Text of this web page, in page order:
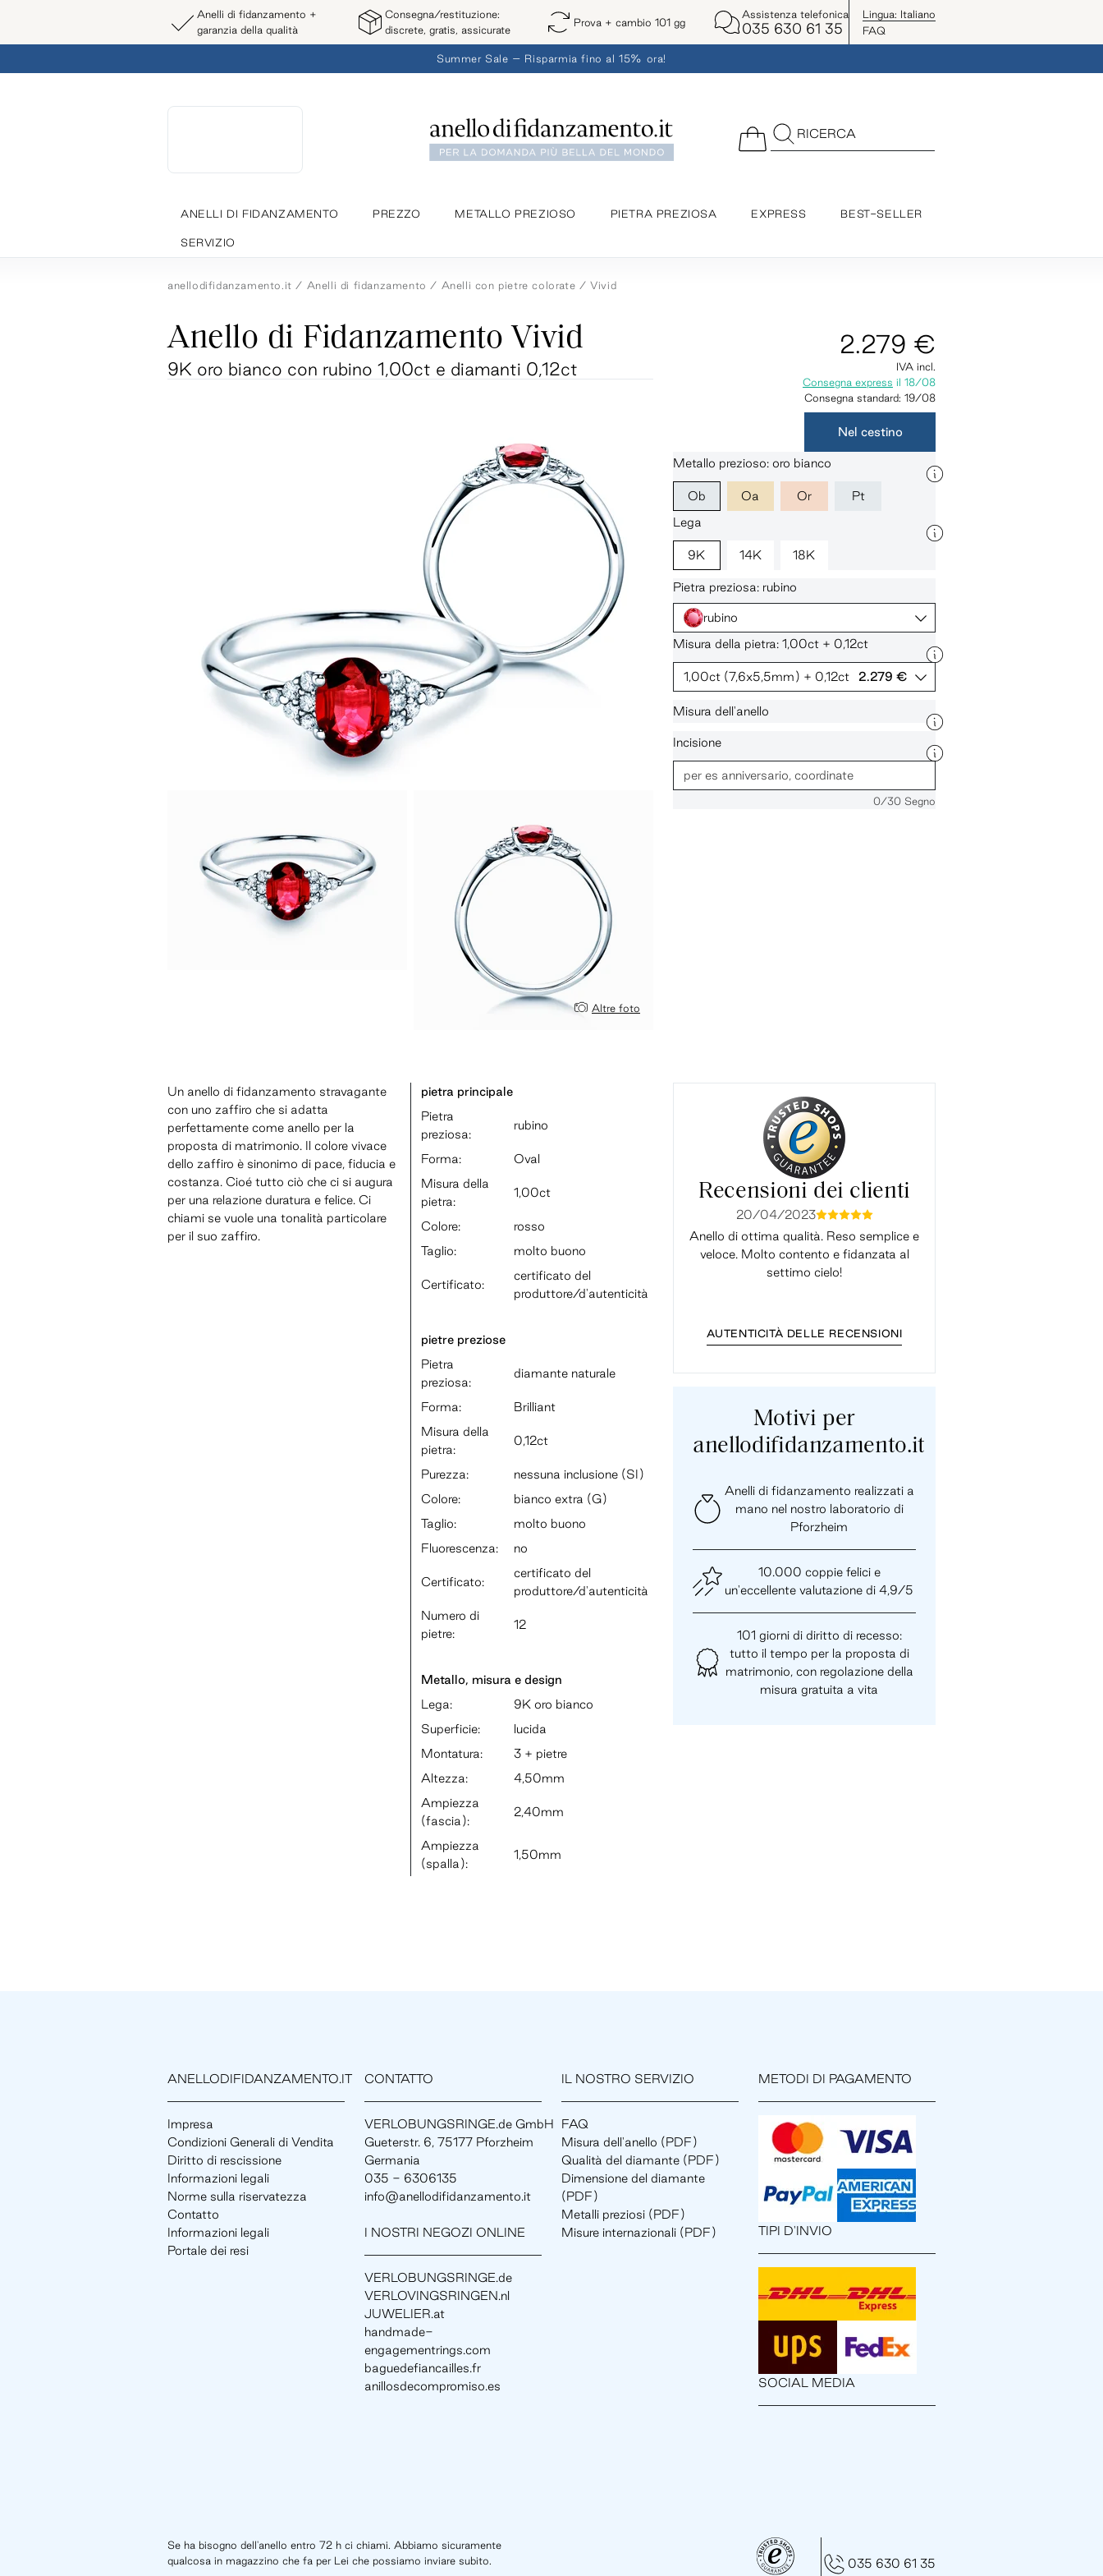
Anelli di fidanzamento +
garanzia della qualità
Consegna/restituzione:
discrete, gratis, assicurate
Prova + cambio 101 gg
Assistenza telefonica
035 630 61 35
Lingua: Italiano
FAQ
Summer Sale – Risparmia fino al 15% ora!
RICERCA
ANELLI DI FIDANZAMENTO PREZZO METALLO PREZIOSO PIETRA PREZIOSA EXPRESS BEST-SELLER
SERVIZIO
anellodifidanzamento.it Anelli di fidanzamento Anelli con pietre colorate Vivid
Anello di Fidanzamento Vivid
9K oro bianco con rubino 1,00ct e diamanti 0,12ct
Altre foto
2.279 €
IVA incl.
Consegna express il 18/08
Consegna standard: 19/08
Nel cestino
Metallo prezioso: oro bianco
Ob Oa Or
Pt
Lega
9K 14K 18K
Pietra preziosa: rubino
rubino
Misura della pietra: 1,00ct + 0,12ct
1,00ct (7,6x5,5mm) + 0,12ct 2.279 €
Misura dell'anello
Incisione
0/30 Segno
Un anello di fidanzamento stravagante
con uno zaffiro che si adatta
perfettamente come anello per la
proposta di matrimonio. Il colore vivace
dello zaffiro è sinonimo di pace, fiducia e
costanza. Cioé tutto ciò che ci si augura
per una relazione duratura e felice. Ci
chiami se vuole una tonalità particolare
per il suo zaffiro.
pietra principale
Pietra
preziosa:
rubino
Forma:
Oval
Misura della
pietra:
1,00ct
Colore:
rosso
Taglio:
molto buono
Certificato:
certificato del
produttore/d'autenticità
pietre preziose
Pietra
preziosa:
diamante naturale
Forma:
Brilliant
Misura della
pietra:
0,12ct
Purezza:
nessuna inclusione (SI)
Colore:
bianco extra (G)
Taglio:
molto buono
Fluorescenza:
no
Certificato:
certificato del
produttore/d'autenticità
Numero di
pietre:
12
Metallo, misura e design
Lega:
9K oro bianco
Superficie:
lucida
Montatura:
3 + pietre
Altezza:
4,50mm
Ampiezza
(fascia):
2,40mm
Ampiezza
(spalla):
1,50mm
Recensioni dei clienti
20/04/2023mmmmm
Anello di ottima qualità. Reso semplice e
veloce. Molto contento e fidanzata al
settimo cielo!
AUTENTICITÀ DELLE RECENSIONI
Motivi per
anellodifidanzamento.it
Anelli di fidanzamento realizzati a
mano nel nostro laboratorio di
Pforzheim
10.000 coppie felici e
un'eccellente valutazione di 4,9/5
101 giorni di diritto di recesso:
tutto il tempo per la proposta di
matrimonio, con regolazione della
misura gratuita a vita
ANELLODIFIDANZAMENTO.IT
Impresa
Condizioni Generali di Vendita
Diritto di rescissione
Informazioni legali
Norme sulla riservatezza
Contatto
Informazioni legali
Portale dei resi
CONTATTO
VERLOBUNGSRINGE.de GmbH
Gueterstr. 6, 75177 Pforzheim
Germania
035 - 6306135
info@anellodifidanzamento.it
I NOSTRI NEGOZI ONLINE
VERLOBUNGSRINGE.de
VERLOVINGSRINGEN.nl
JUWELIER.at
handmade-
engagementrings.com
baguedefiancailles.fr
anillosdecompromiso.es
IL NOSTRO SERVIZIO
FAQ
Misura dell'anello (PDF)
Qualità del diamante (PDF)
Dimensione del diamante
(PDF)
Metalli preziosi (PDF)
Misure internazionali (PDF)
METODI DI PAGAMENTO
TIPI D'INVIO
SOCIAL MEDIA
Se ha bisogno dell'anello entro 72 h ci chiami. Abbiamo sicuramente
qualcosa in magazzino che fa per Lei che possiamo inviare subito.
035 630 61 35